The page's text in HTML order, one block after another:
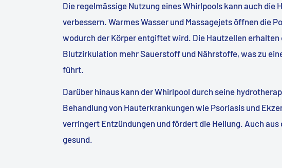
Die regelmässige Nutzung eines Whirlpools kann auch die
verbessern. Warmes Wasser und Massagejets öffnen die
wodurch der Körper entgiftet wird. Die Hautzellen
Blutzirkulation mehr Sauerstoff und Nährstoffe, was zu
führt.
Darüber hinaus kann der Whirlpool durch seine
Behandlung von Hauterkrankungen wie Psoriasis und
verringert Entzündungen und fördert die Heilung. Auch
gesund.